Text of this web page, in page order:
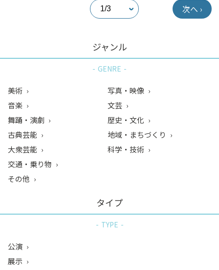
次へ ›
ジャンル
GENRE
美術
音楽
舞踊・演劇
古典芸能
大衆芸能
写真・映像
文芸
歴史・文化
地域・まちづくり
科学・技術
交通・乗り物
その他
タイプ
TYPE
公演
展示